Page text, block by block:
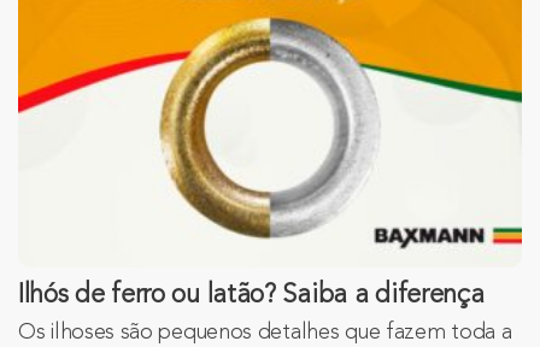
Ilhós de ferro ou latão? Saiba a diferença
Os ilhoses são pequenos detalhes que fazem toda a